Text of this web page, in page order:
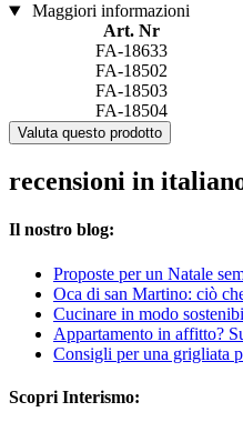
Maggiori informazioni
Art. Nr
FA-18633
FA-18502
FA-18503
FA-18504
Valuta questo prodotto
recensioni in
Il nostro blog:
Proposte per un Natale
Oca di san Martino: ciò
Cucinare in modo
Appartamento in affitto?
Consigli per una grigliata
Scopri Interismo: